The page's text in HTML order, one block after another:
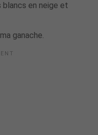
en neige et
ganache.